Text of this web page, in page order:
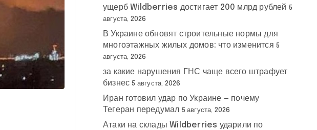
ущерб Wildberries достигает 200 млрд рублей 5
августа, 2026
В Украине обновят строительные нормы для
многоэтажных жилых домов: что изменится 5
августа, 2026
за какие нарушения ГНС чаще всего штрафует
бизнес 5 августа, 2026
Иран готовил удар по Украине — почему
Тегеран передумал 5 августа, 2026
Атаки на склады Wildberries ударили по